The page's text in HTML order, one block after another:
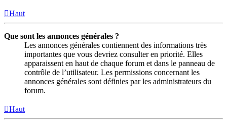
Haut
Que sont les annonces générales ?
Les annonces générales contiennent des informations très
importantes que vous devriez consulter en priorité. Elles
apparaissent en haut de chaque forum et dans le panneau de
contrôle de l’utilisateur. Les permissions concernant les
annonces générales sont définies par les administrateurs du
forum.
Haut